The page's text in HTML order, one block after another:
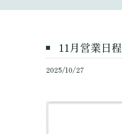
11月営業日程
2025/10/27